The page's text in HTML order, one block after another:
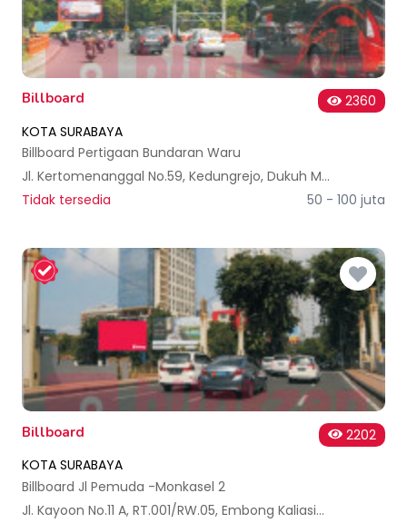
Billboard
2360
KOTA SURABAYA
Billboard Pertigaan Bundaran Waru
Jl. Kertomenanggal No.59, Kedungrejo, Dukuh Menanggal, Kec. Gayungan, Kota SBY, Jawa Timur 60234, Indonesia
Tidak tersedia
50 - 100 juta
Billboard
2202
KOTA SURABAYA
Billboard Jl Pemuda -Monkasel 2
Jl. Kayoon No.11 A, RT.001/RW.05, Embong Kaliasin, Kec. Genteng, Kota SBY, Jawa Timur 60271, Indonesia